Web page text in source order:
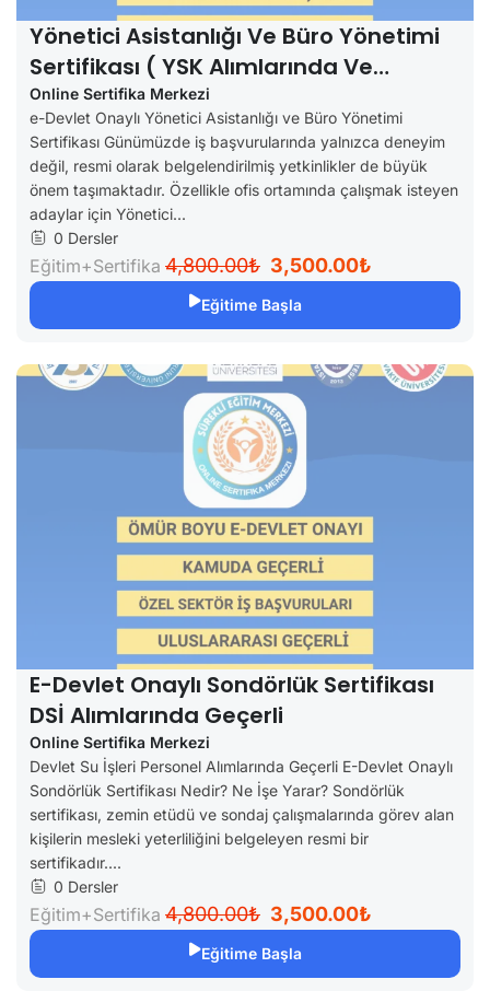
Yönetici Asistanlığı Ve Büro Yönetimi
Sertifikası ( YSK Alımlarında Ve
Özellerde Geçerli)
Online Sertifika Merkezi
e-Devlet Onaylı Yönetici Asistanlığı ve Büro Yönetimi
Sertifikası Günümüzde iş başvurularında yalnızca deneyim
değil, resmi olarak belgelendirilmiş yetkinlikler de büyük
önem taşımaktadır. Özellikle ofis ortamında çalışmak isteyen
adaylar için Yönetici...
0 Dersler
Eğitim+Sertifika 4,800.00₺ 3,500.00₺
Eğitime Başla
E-Devlet Onaylı Sondörlük Sertifikası
DSİ Alımlarında Geçerli
Online Sertifika Merkezi
Devlet Su İşleri Personel Alımlarında Geçerli E-Devlet Onaylı
Sondörlük Sertifikası Nedir? Ne İşe Yarar? Sondörlük
sertifikası, zemin etüdü ve sondaj çalışmalarında görev alan
kişilerin mesleki yeterliliğini belgeleyen resmi bir
sertifikadır....
0 Dersler
Eğitim+Sertifika 4,800.00₺ 3,500.00₺
Eğitime Başla